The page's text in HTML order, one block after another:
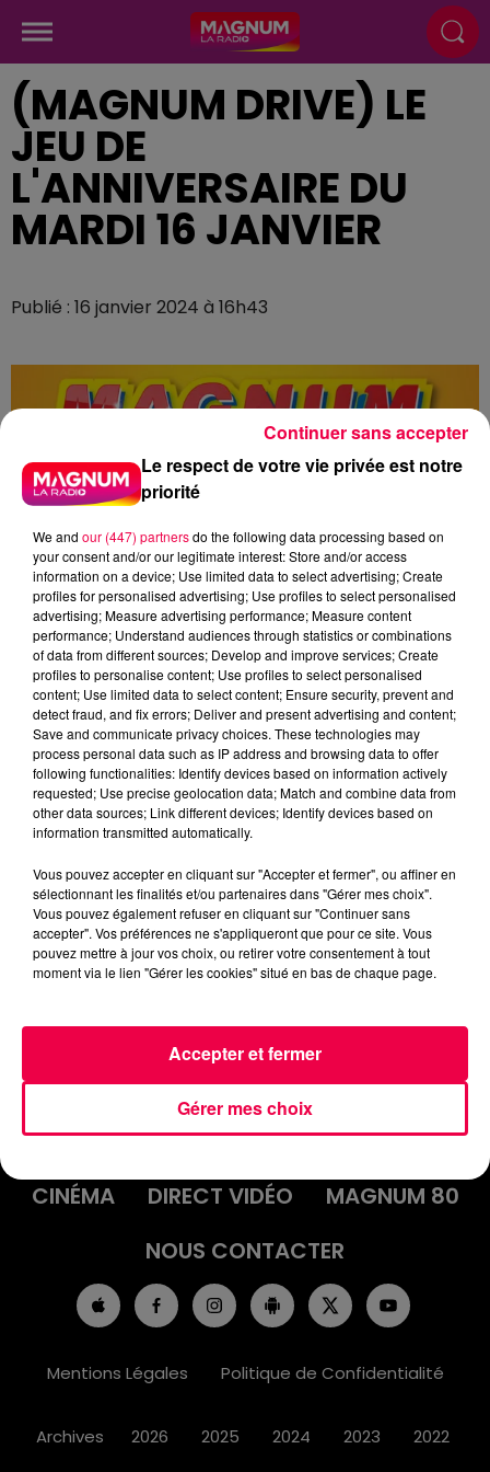
(MAGNUM DRIVE) LE
JEU DE
L'ANNIVERSAIRE DU
MARDI 16 JANVIER
Publié : 16 janvier 2024 à 16h43
podcasts/2024/01/20240116-ANNIVERSAIRES.mp3
ACCUEIL INFOS
EMISSIONS
AGENDA
JEUX
PODCASTS
CINÉMA
DIRECT VIDÉO
MAGNUM 80
NOUS CONTACTER
Mentions Légales Politique de Confidentialité
Archives 2026 2025 2024 2023 2022
Le respect de votre vie privée est notre
priorité
We and our (447) partnersdo the following data processing based on
your consent and/or our legitimate interest: Store and/or access
information on a device; Use limited data to select advertising; Create
profiles for personalised advertising; Use profiles to select personalised
advertising; Measure advertising performance; Measure content
performance; Understand audiences through statistics or combinations
of data from different sources; Develop and improve services; Create
profiles to personalise content; Use profiles to select personalised
content; Use limited data to select content; Ensure security, prevent and
detect fraud, and fix errors; Deliver and present advertising and content;
Save and communicate privacy choices. These technologies may
process personal data such as IP address and browsing data to offer
following functionalities: Identify devices based on information actively
requested; Use precise geolocation data; Match and combine data from
other data sources; Link different devices; Identify devices based on
information transmitted automatically.
Vous pouvez accepter en cliquant sur "Accepter et fermer", ou affiner en
sélectionnant les finalités et/ou partenaires dans "Gérer mes choix".
Vous pouvez également refuser en cliquant sur "Continuer sans
accepter". Vos préférences ne s'appliqueront que pour ce site. Vous
pouvez mettre à jour vos choix, ou retirer votre consentement à tout
moment via le lien "Gérer les cookies" situé en bas de chaque page.
Gérer mes choix
Accepter et fermer
Continuer sans accepter